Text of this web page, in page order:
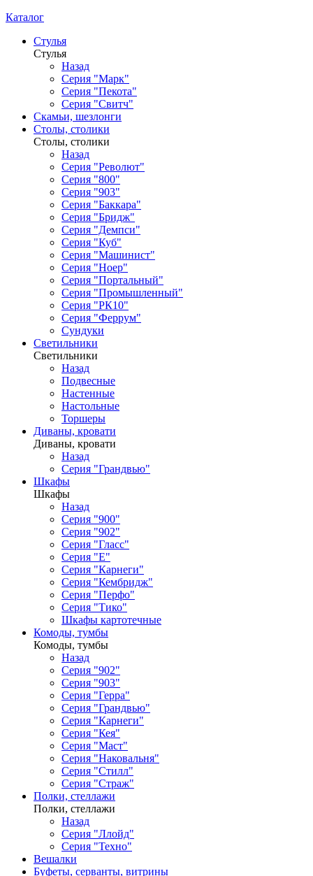
Каталог
Стулья
Стулья
Назад
Серия "Марк"
Серия "Пекота"
Серия "Свитч"
Скамьи, шезлонги
Столы, столики
Столы, столики
Назад
Серия "Револют"
Серия "800"
Серия "903"
Серия "Баккара"
Серия "Бридж"
Серия "Демпси"
Серия "Куб"
Серия "Машинист"
Серия "Ноер"
Серия "Портальный"
Серия "Промышленный"
Серия "РК10"
Серия "Феррум"
Сундуки
Светильники
Светильники
Назад
Подвесные
Настенные
Настольные
Торшеры
Диваны, кровати
Диваны, кровати
Назад
Серия "Грандвью"
Шкафы
Шкафы
Назад
Серия "900"
Серия "902"
Серия "Гласс"
Серия "Е"
Серия "Карнеги"
Серия "Кембридж"
Серия "Перфо"
Серия "Тико"
Шкафы картотечные
Комоды, тумбы
Комоды, тумбы
Назад
Серия "902"
Серия "903"
Серия "Герра"
Серия "Грандвью"
Серия "Карнеги"
Серия "Кея"
Серия "Маст"
Серия "Наковальня"
Серия "Стилл"
Серия "Страж"
Полки, стеллажи
Полки, стеллажи
Назад
Серия "Ллойд"
Серия "Техно"
Вешалки
Буфеты, серванты, витрины